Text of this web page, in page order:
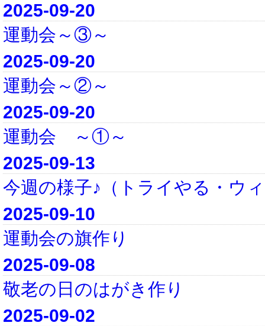
2025-09-20
運動会～③～
2025-09-20
運動会～②～
2025-09-20
運動会 ～①～
2025-09-13
今週の様子♪（トライやる・ウ
2025-09-10
運動会の旗作り
2025-09-08
敬老の日のはがき作り
2025-09-02